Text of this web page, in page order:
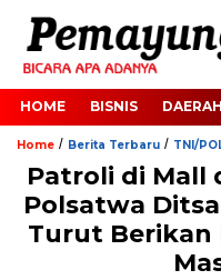
HOME BISNIS DAERAH
Home / Berita Terbaru / TNI/
Patroli di Mall
Polsatwa
Turut Berikan